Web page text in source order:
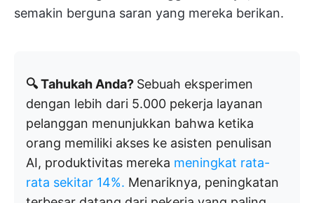
semakin berguna saran yang mereka berikan.
🔍 Tahukah Anda? Sebuah eksperimen
dengan lebih dari 5.000 pekerja layanan
pelanggan menunjukkan bahwa ketika
orang memiliki akses ke asisten penulisan
AI, produktivitas mereka meningkat rata-
rata sekitar 14%. Menariknya, peningkatan